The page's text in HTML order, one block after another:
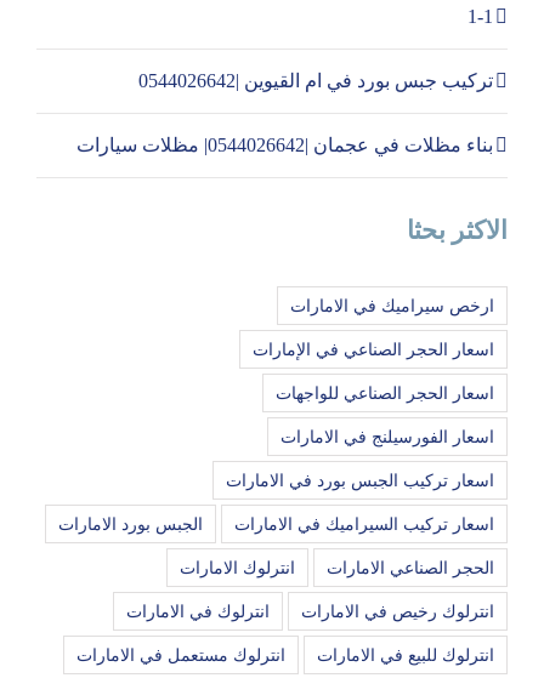
1-1
تركيب جبس بورد في ام القيوين |0544026642
بناء مظلات في عجمان |0544026642| مظلات سيارات
الاكثر بحثا
ارخص سيراميك في الامارات
اسعار الحجر الصناعي في الإمارات
اسعار الحجر الصناعي للواجهات
اسعار الفورسيلنج في الامارات
اسعار تركيب الجبس بورد في الامارات
اسعار تركيب السيراميك في الامارات الجبس بورد الامارات
الحجر الصناعي الامارات انترلوك الامارات
انترلوك رخيص في الامارات انترلوك في الامارات
انترلوك للبيع في الامارات انترلوك مستعمل في الامارات